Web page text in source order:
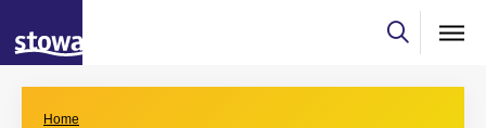
Skip to main content
Skip to main nav
Home